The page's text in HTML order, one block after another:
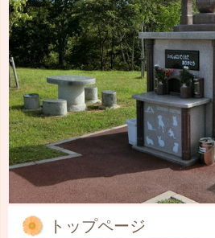
トップページ